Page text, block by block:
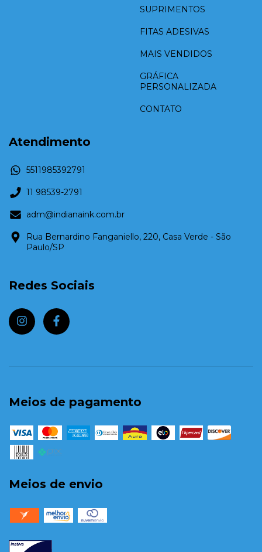
SUPRIMENTOS
FITAS ADESIVAS
MAIS VENDIDOS
GRÁFICA
PERSONALIZADA
CONTATO
Atendimento
5511985392791
11 98539-2791
adm@indianaink.com.br
Rua Bernardino Fanganiello, 220, Casa Verde - São
Paulo/SP
Redes Sociais
Meios de pagamento
Meios de envio